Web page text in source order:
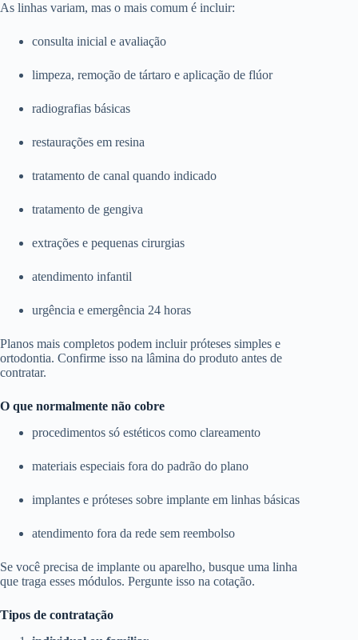
As linhas variam, mas o mais comum é incluir:
consulta inicial e avaliação
limpeza, remoção de tártaro e aplicação de flúor
radiografias básicas
restaurações em resina
tratamento de canal quando indicado
tratamento de gengiva
extrações e pequenas cirurgias
atendimento infantil
urgência e emergência 24 horas
Planos mais completos podem incluir próteses simples e
ortodontia. Confirme isso na lâmina do produto antes de
contratar.
O que normalmente não cobre
procedimentos só estéticos como clareamento
materiais especiais fora do padrão do plano
implantes e próteses sobre implante em linhas básicas
atendimento fora da rede sem reembolso
Se você precisa de implante ou aparelho, busque uma linha
que traga esses módulos. Pergunte isso na cotação.
Tipos de contratação